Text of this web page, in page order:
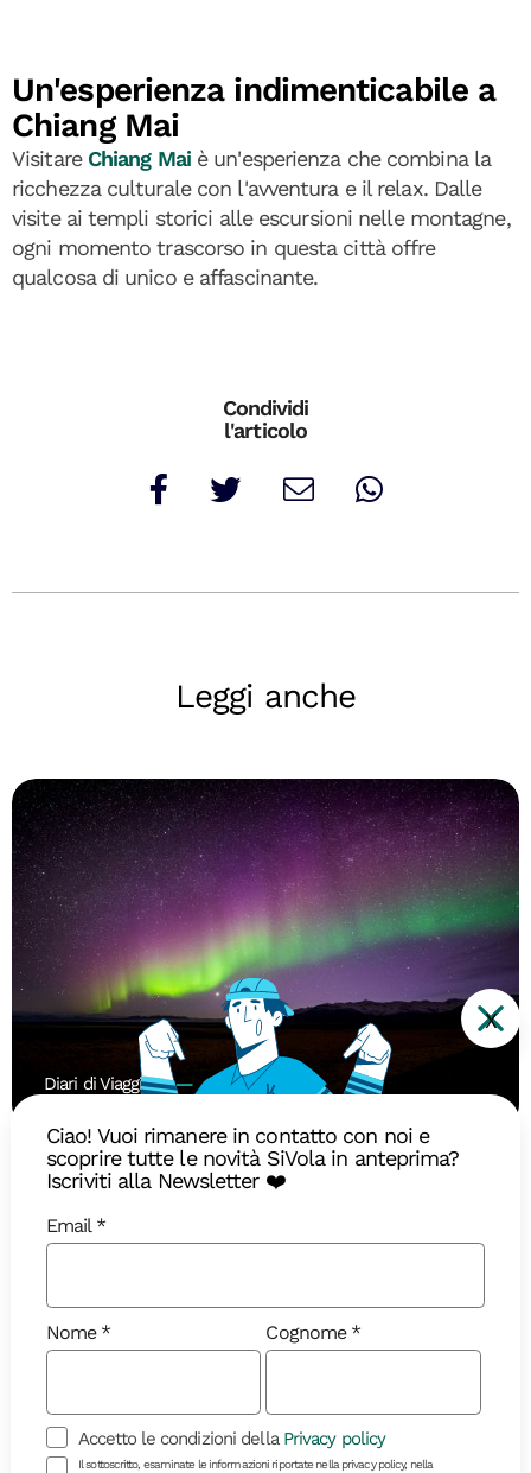
Un'esperienza indimenticabile a
Chiang Mai
Visitare Chiang Mai è un'esperienza che combina la
ricchezza culturale con l'avventura e il relax. Dalle
visite ai templi storici alle escursioni nelle montagne,
ogni momento trascorso in questa città offre
qualcosa di unico e affascinante.
Condividi
l'articolo
Leggi anche
Diari di Viaggio
Il ritorno della Regina: quando
vedere l’aurora boreale in Islanda
L’aurora boreale torna a dipingere i cieli d’Islanda:
X
Ciao! Vuoi rimanere in contatto con noi e
scoprire tutte le novità SiVola in anteprima?
Iscriviti alla Newsletter ❤️
Email
Nome Cognome
Accetto le condizioni della Privacy policy
Il sottoscritto, esaminate le informazioni riportate nella privacy policy, nella